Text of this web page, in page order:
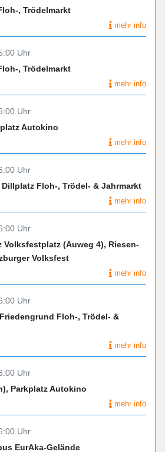
, Trödelmarkt
mehr info
Uhr
, Trödelmarkt
mehr info
Uhr
Autokino
mehr info
Uhr
Floh-, Trödel- & Jahrmarkt
mehr info
Uhr
Volksfestplatz (Auweg 4), Riesen-
Volksfest
mehr info
Uhr
Floh-, Trödel- &
mehr info
Uhr
Parkplatz Autokino
mehr info
Uhr
EurAka-Gelände